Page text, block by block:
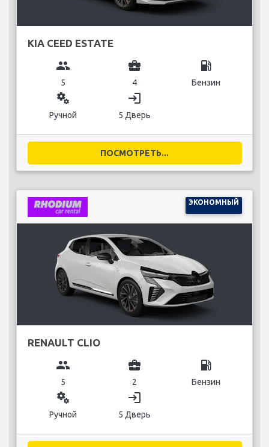
KIA CEED ESTATE
group
5
business_center
4
local_gas_station
Бензин
miscellaneous_services
Ручной
login
5 Дверь
ПОСМОТРЕТЬ...
ЭКОНОМНЫЙ
RENAULT CLIO
group
5
business_center
2
local_gas_station
Бензин
miscellaneous_services
Ручной
login
5 Дверь